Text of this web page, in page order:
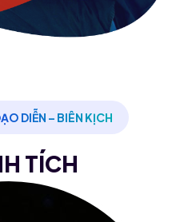
DIỄN – BIÊN KỊCH
TÍCH